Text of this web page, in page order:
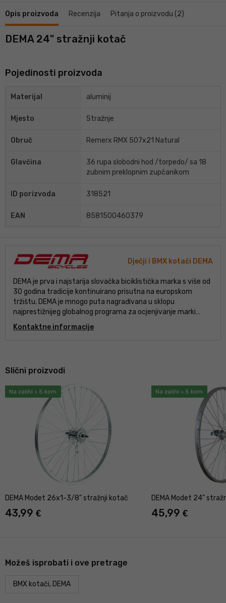
Opis proizvoda Recenzija Pitanja o proizvodu (2)
DEMA 24" stražnji kotač
Pojedinosti proizvoda
Materijal aluminij
Mjesto Stražnje
Obruč Remerx RMX 507x21 Natural
Glavčina
36 rupa slobodni hod /torpedo/ sa 18
zubnim preklopnim zupčanikom
ID porizvoda 318521
EAN 8581500460379
Dječji i BMX kotači DEMA
DEMA je prva i najstarija slovačka biciklistička marka s više od
30 godina tradicije kontinuirano prisutna na europskom
tržištu. DEMA je mnogo puta nagrađivana u sklopu
najprestižnijeg globalnog programa za ocjenjivanje marki
Superbrands Award. DEMA nudi širok portfelj bicikala, od
električnih bicikala, preko MTB, cross i gradskih bicikala, do
Kontaktne informacije
Slični proizvodi
Na zalihi > 5 kom
DEMA Modet 26x1-3/8" stražnji kotač
43,99 €
Na zalihi > 5 kom
DEMA Modet 24"
45,99 €
Možeš isprobati i ove pretrage
BMX kotači, DEMA